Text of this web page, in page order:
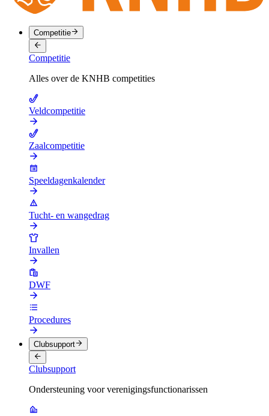
Competitie
Competitie
Alles over de KNHB competities
Veldcompetitie
Zaalcompetitie
Speeldagenkalender
Tucht- en wangedrag
Invallen
DWF
Procedures
Clubsupport
Clubsupport
Ondersteuning voor verenigingsfunctionarissen